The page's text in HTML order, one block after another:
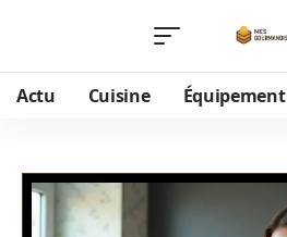
Actu Cuisine Équipement